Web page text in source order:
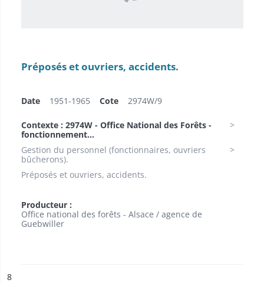
Préposés et ouvriers, accidents.
Date 1951-1965 Cote 2974W/9
Contexte : 2974W - Office National des Forêts -
fonctionnement...
Gestion du personnel (fonctionnaires, ouvriers
bûcherons).
Préposés et ouvriers, accidents.
Producteur :
Office national des forêts - Alsace / agence de
Guebwiller
n°
8